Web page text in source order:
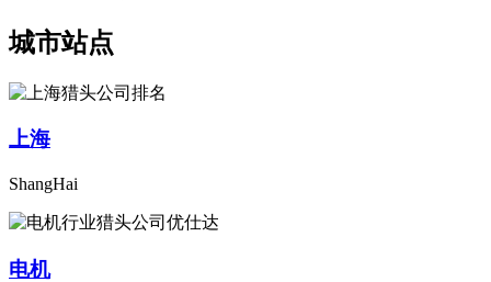
城市站点
上海
ShangHai
电机